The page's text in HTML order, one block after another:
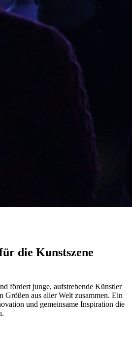
die Kunstszene
fördert junge, aufstrebende Künstler
Größen aus aller Welt zusammen. Ein
und gemeinsame Inspiration die